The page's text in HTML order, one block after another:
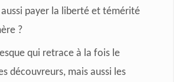
payer la liberté et témérité
?
qui retrace à la fois le
découvreurs, mais aussi les